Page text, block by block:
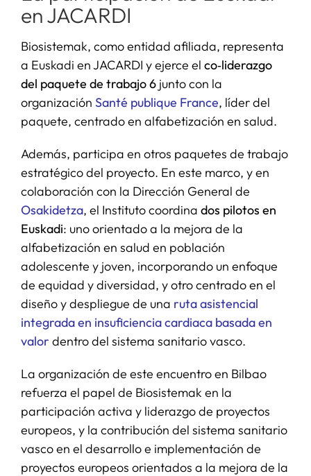
en JACARDI
Biosistemak, como entidad afiliada, representa
a Euskadi en JACARDI y ejerce el co‑liderazgo
del paquete de trabajo 6 junto con la
organización Santé publique France, líder del
paquete, centrado en alfabetización en salud.
Además, participa en otros paquetes de trabajo
estratégico del proyecto. En este marco, y en
colaboración con la Dirección General de
Osakidetza, el Instituto coordina dos pilotos en
Euskadi: uno orientado a la mejora de la
alfabetización en salud en población
adolescente y joven, incorporando un enfoque
de equidad y diversidad, y otro centrado en el
diseño y despliegue de una ruta asistencial
integrada en insuficiencia cardiaca basada en
valor dentro del sistema sanitario vasco.
La organización de este encuentro en Bilbao
refuerza el papel de Biosistemak en la
participación activa y liderazgo de proyectos
europeos, y la contribución del sistema sanitario
vasco en el desarrollo e implementación de
proyectos europeos orientados a la mejora de la